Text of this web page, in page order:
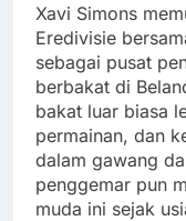
Xavi Simons
Eredivisie
sebagai pusat
berbakat di
bakat luar biasa
permainan, dan
dalam gawang
penggemar pun
muda ini sejak